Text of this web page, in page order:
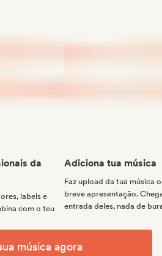
da
labels e
com o teu
Adiciona tua música
Faz upload da tua música
breve apresentação.
entrada deles, nada de
música agora